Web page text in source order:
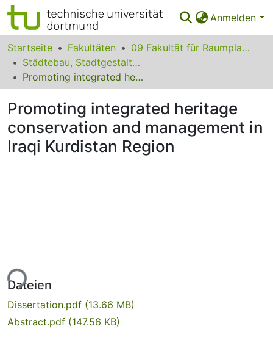
Anmelden
Bereiche & Sammlungen
Das gesamte Repositorium
Leitlinien
Startseite Fakultäten
09 Fakultät für Raumplanung
Städtebau, Stadtgestaltung und Bauleitplanung
Promoting integrated heritage conservation and management in Iraqi Kurdistan Region
Promoting integrated heritage
conservation and management in
Iraqi Kurdistan Region
Dateien
Dissertation.pdf (13.66 MB)
Abstract.pdf (147.56 KB)